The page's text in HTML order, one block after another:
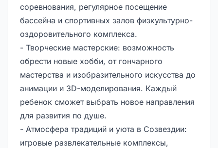
соревнования, регулярное посещение
бассейна и спортивных залов физкультурно-
оздоровительного комплекса.
- Творческие мастерские: возможность
обрести новые хобби, от гончарного
мастерства и изобразительного искусства до
анимации и 3D-моделирования. Каждый
ребенок сможет выбрать новое направления
для развития по душе.
- Атмосфера традиций и уюта в Созвездии:
игровые развлекательные комплексы,